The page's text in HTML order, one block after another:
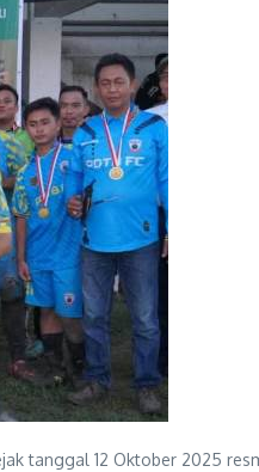
tanggal 12 Oktober 2025